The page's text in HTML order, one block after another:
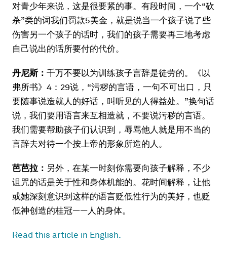
对青少年来说，这是很要紧的事。有段时间，一个“砍
杀”类的词我们罚款5美金，就是说当一个孩子说了些
伤害另一个孩子的话时，我们的孩子需要再三地考虑
自己说出的话所要付的代价。
丹尼斯： 千万不要以为训练孩子言辞是徒劳的。《以
弗所书》4：29说，“污秽的言语，一句不可出口，只
要随事说造就人的好话，叫听见的人得益处。”换句话
说，我们要用语言来互相造就，不要说污秽的言语。
我们需要帮助孩子们认识到，辱骂他人就是用不当的
言辞去对待一个按上帝的形象所造的人。
芭芭拉： 另外，在某一时刻你需要向孩子解释，不少
诅咒的话是关于性和身体机能的。花时间解释，让他
或她深刻意识到这样的语言贬低性行为的美好，也贬
低神创造的桂冠——人的身体。
Read this article in English.